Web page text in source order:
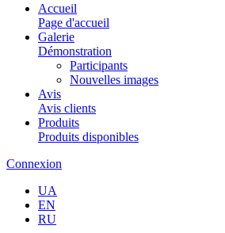
Accueil
Page d'accueil
Galerie
Démonstration
Participants
Nouvelles images
Avis
Avis clients
Produits
Produits disponibles
Connexion
UA
EN
RU